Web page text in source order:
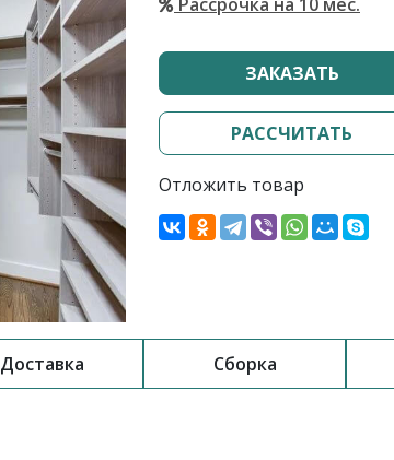
ЗАКАЗАТЬ
РАССЧИТАТЬ
Отложить товар
Доставка Сборка